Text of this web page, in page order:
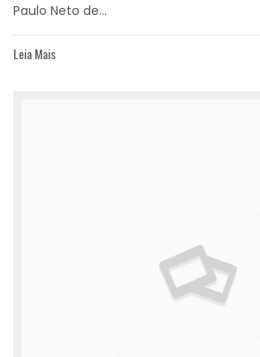
Paulo Neto de...
Leia Mais